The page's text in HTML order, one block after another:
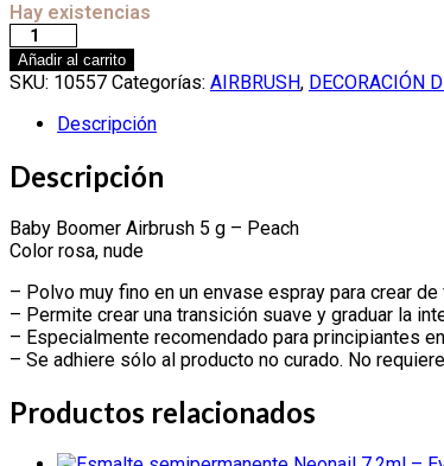
Hay existencias
Añadir al carrito
SKU: 10557 Categorías: AIRBRUSH, DECORACIÓN
Descripción
Descripción
Baby Boomer Airbrush 5 g – Peach
Color rosa, nude
– Polvo muy fino en un envase espray para crear
– Permite crear una transición suave y graduar la
– Especialmente recomendado para principiantes
– Se adhiere sólo al producto no curado. No
Productos relacionados